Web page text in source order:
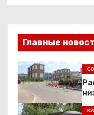
г
а
ц
Главные